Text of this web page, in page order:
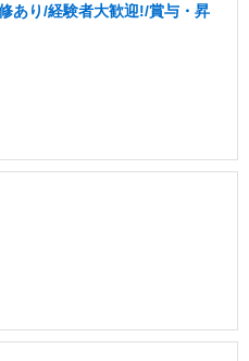
あり/経験者大歓迎!/賞与・昇